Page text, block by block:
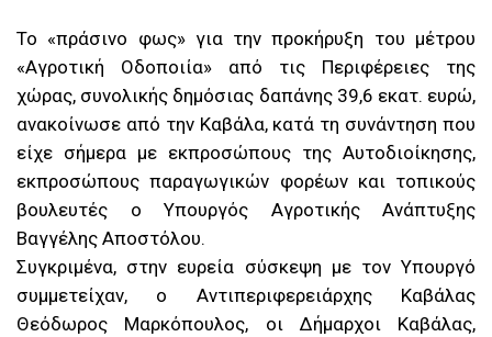
Το «πράσινο φως» για την προκήρυξη του μέτρου
«Αγροτική Οδοποιία» από τις Περιφέρειες της
χώρας, συνολικής δημόσιας δαπάνης 39,6 εκατ. ευρώ,
ανακοίνωσε από την Καβάλα, κατά τη συνάντηση που
είχε σήμερα με εκπροσώπους της Αυτοδιοίκησης,
εκπροσώπους παραγωγικών φορέων και τοπικούς
βουλευτές ο Υπουργός Αγροτικής Ανάπτυξης
Βαγγέλης Αποστόλου.
Συγκριμένα, στην ευρεία σύσκεψη με τον Υπουργό
συμμετείχαν, ο Αντιπεριφερειάρχης Καβάλας
Θεόδωρος Μαρκόπουλος, οι Δήμαρχοι Καβάλας,